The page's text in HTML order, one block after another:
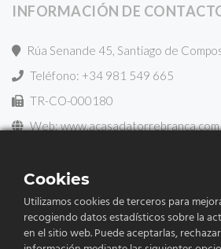
INFORMACIÓN DE
Rúa Senande 45, Santiago de
Teléfono: +34 981 549 665
TR-CO-000180
Web: www.acasadatorrebranca.com
Cookies
Utilizamos cookies de terceros para
recogiendo datos estadísticos sobre la
en el sitio web. Puede aceptarlas,